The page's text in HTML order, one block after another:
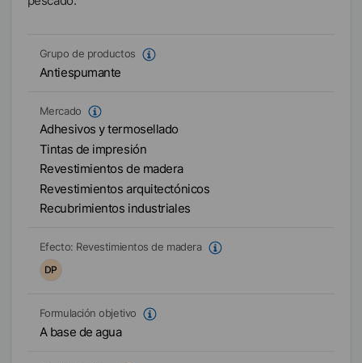
Grupo de productos
Antiespumante
Mercado
Adhesivos y termosellado
Tintas de impresión
Revestimientos de madera
Revestimientos arquitectónicos
Recubrimientos industriales
Efecto: Revestimientos de madera
DP
Formulación objetivo
A base de agua